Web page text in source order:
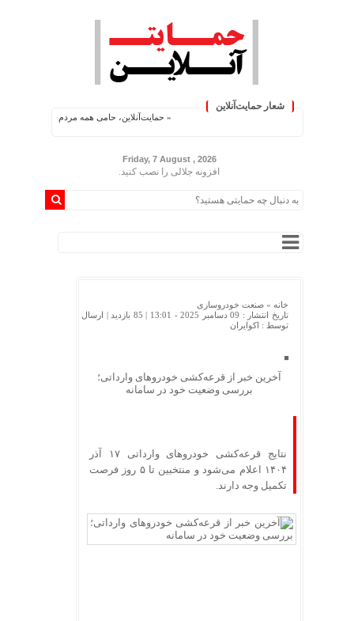
شعار حمایت‌آنلاین
« حمایت‌آنلاین، حامی همه مردم ایران »
Friday, 7 August , 2026
افزونه جلالی را نصب کنید.
خانه » صنعت خودروسازی
تاریخ انتشار : 09 دسامبر 2025 - 13:01 |
85 بازدید
| ارسال
توسط : اکوایران
آخرین خبر از قرعه‌کشی خودروهای وارداتی؛
بررسی وضعیت خود در سامانه
نتایج قرعه‌کشی خودروهای وارداتی ۱۷ آذر
۱۴۰۴ اعلام می‌شود و منتخبین تا ۵ روز فرصت
تکمیل وجه دارند.